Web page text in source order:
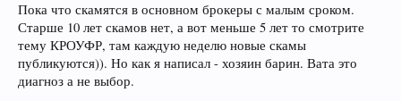
Пока что скамятся в основном брокеры с малым сроком.
Старше 10 лет скамов нет, а вот меньше 5 лет то смотрите
тему КРОУФР, там каждую неделю новые скамы
публикуются)). Но как я написал - хозяин барин. Вата это
диагноз а не выбор.